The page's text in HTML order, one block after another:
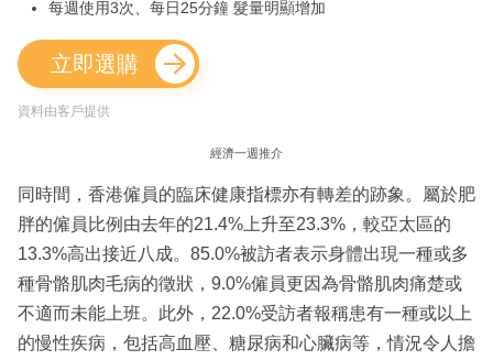
每週使用3次、每日25分鐘 髮量明顯增加
立即選購
資料由客戶提供
經濟一週推介
同時間，香港僱員的臨床健康指標亦有轉差的跡象。屬於肥
胖的僱員比例由去年的21.4%上升至23.3%，較亞太區的
13.3%高出接近八成。85.0%被訪者表示身體出現一種或多
種骨骼肌肉毛病的徵狀，9.0%僱員更因為骨骼肌肉痛楚或
不適而未能上班。此外，22.0%受訪者報稱患有一種或以上
的慢性疾病，包括高血壓、糖尿病和心臟病等，情況令人擔